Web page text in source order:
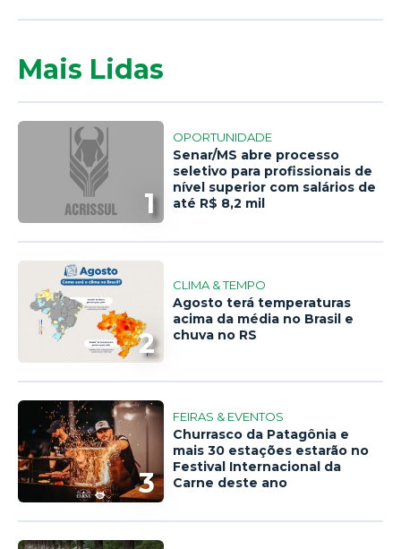
Mais Lidas
1
OPORTUNIDADE
Senar/MS abre processo
seletivo para profissionais de
nível superior com salários de
até R$ 8,2 mil
2
CLIMA & TEMPO
Agosto terá temperaturas
acima da média no Brasil e
chuva no RS
3
FEIRAS & EVENTOS
Churrasco da Patagônia e
mais 30 estações estarão no
Festival Internacional da
Carne deste ano